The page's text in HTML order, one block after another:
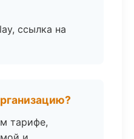
ссылка на
тарифе,